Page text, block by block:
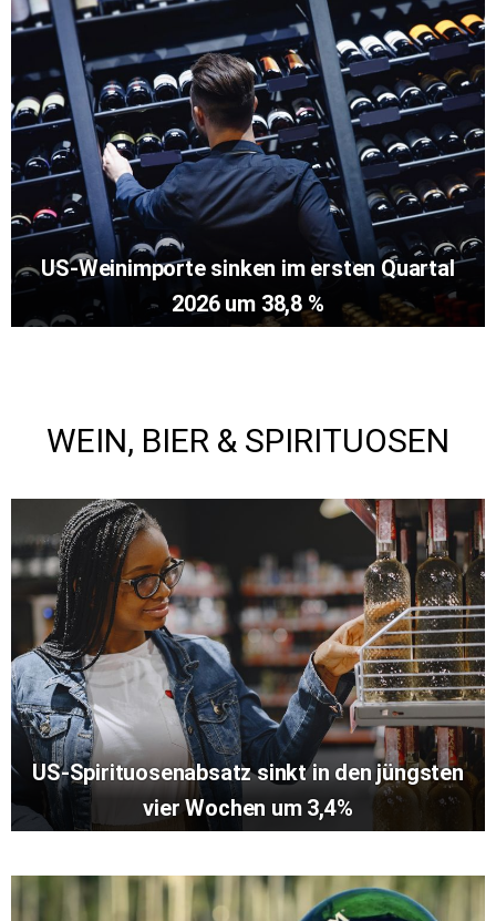
US-Weinimporte sinken im ersten Quartal
2026 um 38,8 %
WEIN, BIER & SPIRITUOSEN
US-Spirituosenabsatz sinkt in den jüngsten
vier Wochen um 3,4%